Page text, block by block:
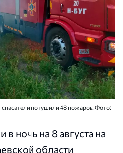
спасатели потушили 48 пожаров. Фото:
в ночь на 8 августа на
области